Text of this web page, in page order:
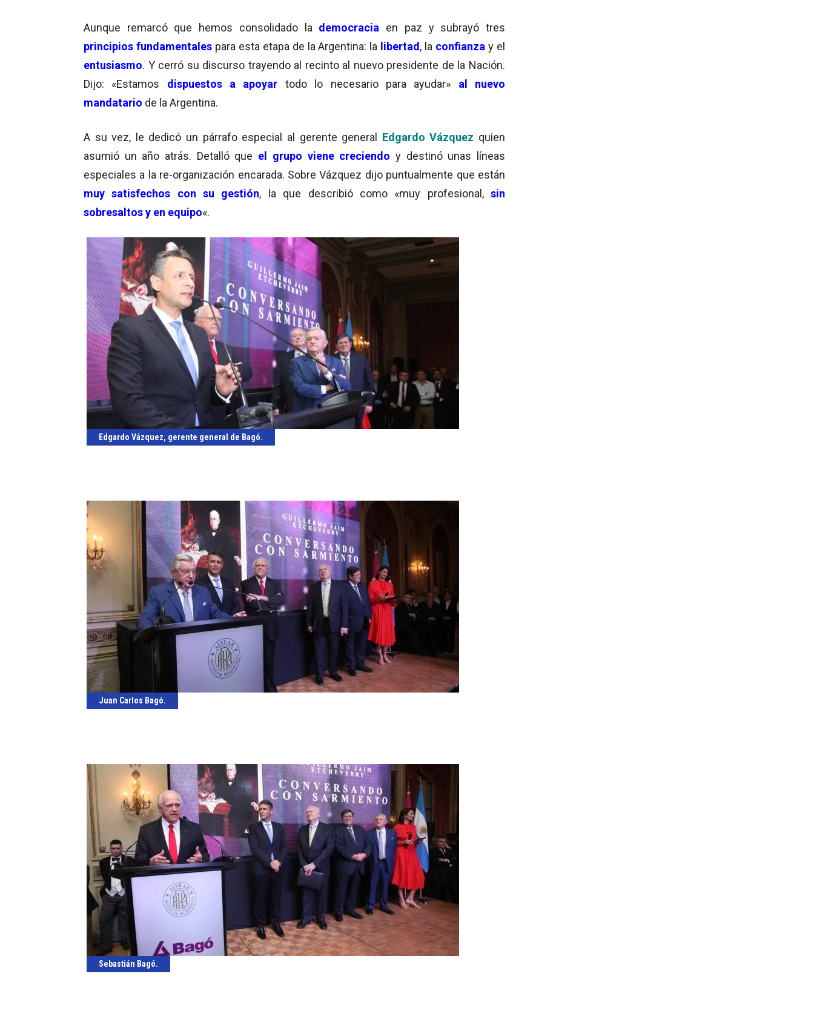
Aunque remarcó que hemos consolidado la democracia
en paz y subrayó tres
principios fundamentalespara esta etapa de la Argentina: la libertad, la confianza y el
entusiasmo. Y cerró su discurso trayendo al recinto al nuevo presidente de la Nación.
Dijo: «Estamos dispuestos a apoyar todo lo necesario para ayudar» al nuevo
mandatario de la Argentina.
A su vez, le dedicó un párrafo especial al gerente general Edgardo Vázquez quien
asumió un año atrás. Detalló que el grupo viene creciendo y destinó unas líneas
especiales a la re-organización encarada. Sobre Vázquez dijo puntualmente que están
muy satisfechos con su gestión, la que describió como «muy profesional,sin
sobresaltos y en equipo«.
Edgardo Vázquez, gerente general de Bagó.
Juan Carlos Bagó.
Sebastián Bagó.